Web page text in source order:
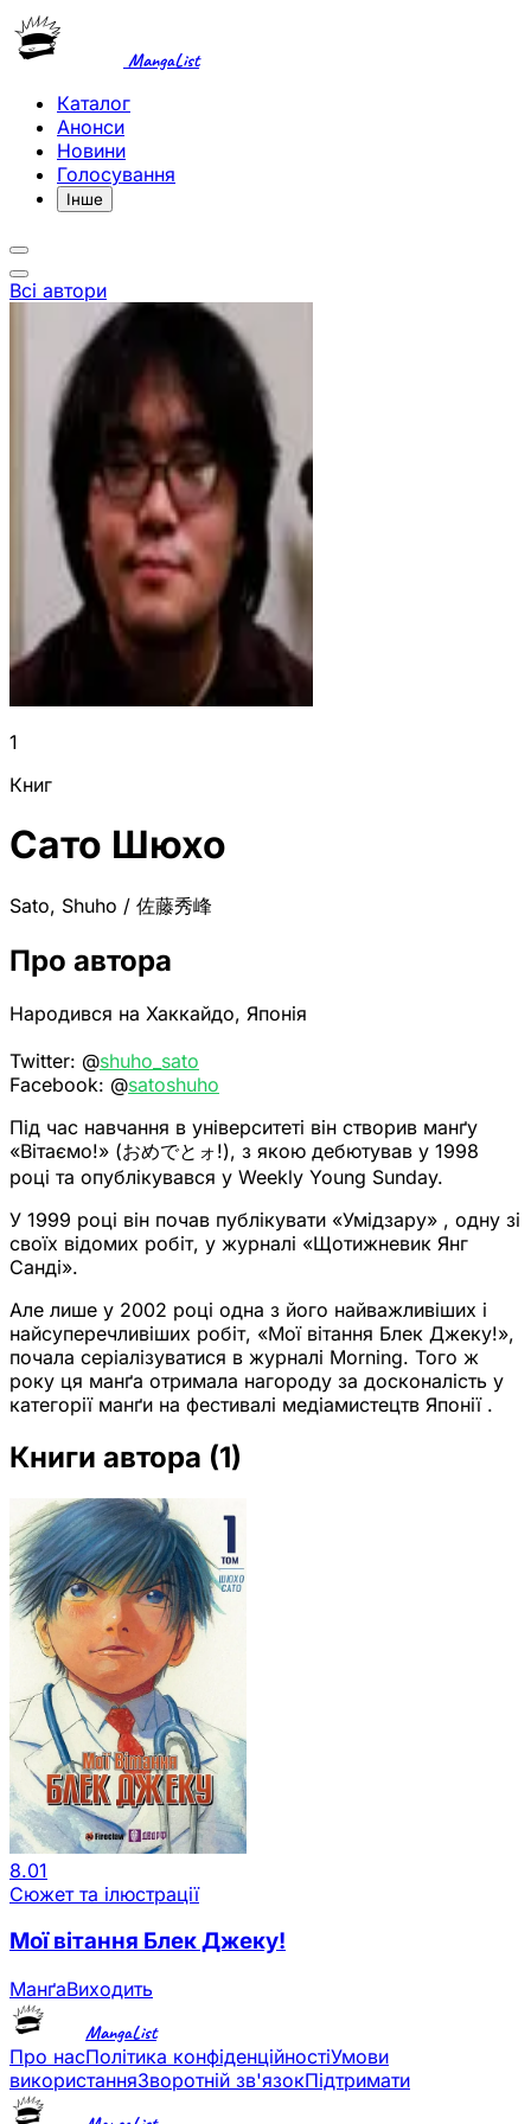
MangaList
Каталог
Анонси
Новини
Голосування
Інше
Всі автори
1
Книг
Сато Шюхо
Sato, Shuho / 佐藤秀峰
Про автора
Народився на Хаккайдо, Японія
Twitter: @shuho_sato
Facebook: @satoshuho
Під час навчання в університеті він створив манґу
«Вітаємо!» (おめでとォ!), з якою дебютував у 1998
році та опублікувався у Weekly Young Sunday.
У 1999 році він почав публікувати «Умідзару» , одну зі
своїх відомих робіт, у журналі «Щотижневик Янг
Санді».
Але лише у 2002 році одна з його найважливіших і
найсуперечливіших робіт, «Мої вітання Блек Джеку!»,
почала серіалізуватися в журналі Morning. Того ж
року ця манґа отримала нагороду за досконалість у
категорії манґи на фестивалі медіамистецтв Японії .
Книги автора (1)
8.01
Сюжет та ілюстрації
Мої вітання Блек Джеку!
МанґаВиходить
MangaList
Про насПолітика конфіденційностіУмови
використанняЗворотній зв'язокПідтримати